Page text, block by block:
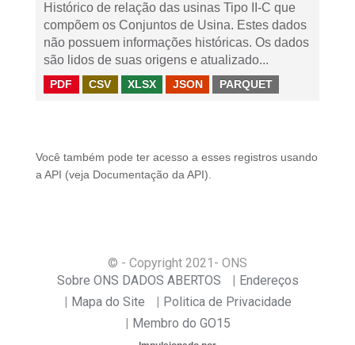
Histórico de relação das usinas Tipo II-C que
compõem os Conjuntos de Usina. Estes dados
não possuem informações históricas. Os dados
são lidos de suas origens e atualizado...
PDF CSV XLSX JSON PARQUET
Você também pode ter acesso a esses registros usando
a API (veja Documentação da API ).
© - Copyright 2021 - ONS
Sobre ONS DADOS ABERTOS
Endereços
Mapa do Site
Politica de Privacidade
Membro do GO15